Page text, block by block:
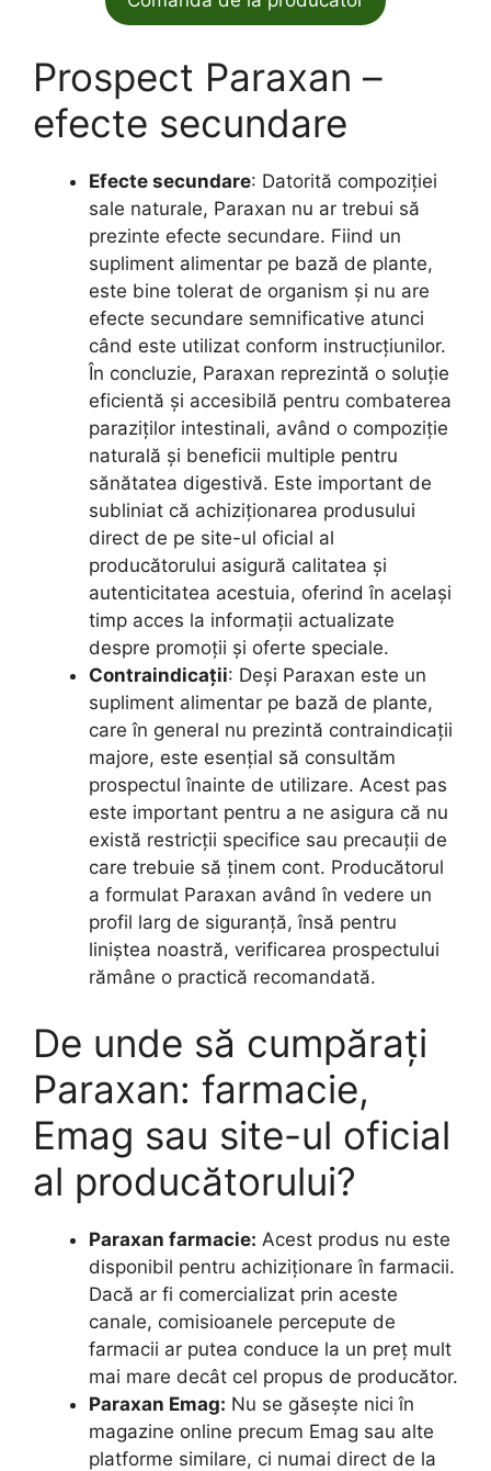
Prospect Paraxan –
efecte secundare
Efecte secundare: Datorită compoziției
sale naturale, Paraxan nu ar trebui să
prezinte efecte secundare. Fiind un
supliment alimentar pe bază de plante,
este bine tolerat de organism și nu are
efecte secundare semnificative atunci
când este utilizat conform instrucțiunilor.
În concluzie, Paraxan reprezintă o soluție
eficientă și accesibilă pentru combaterea
paraziților intestinali, având o compoziție
naturală și beneficii multiple pentru
sănătatea digestivă. Este important de
subliniat că achiziționarea produsului
direct de pe site-ul oficial al
producătorului asigură calitatea și
autenticitatea acestuia, oferind în același
timp acces la informații actualizate
despre promoții și oferte speciale.
Contraindicații: Deși Paraxan este un
supliment alimentar pe bază de plante,
care în general nu prezintă contraindicații
majore, este esențial să consultăm
prospectul înainte de utilizare. Acest pas
este important pentru a ne asigura că nu
există restricții specifice sau precauții de
care trebuie să ținem cont. Producătorul
a formulat Paraxan având în vedere un
profil larg de siguranță, însă pentru
liniștea noastră, verificarea prospectului
rămâne o practică recomandată.
De unde să cumpărați
Paraxan: farmacie,
Emag sau site-ul oficial
al producătorului?
Paraxan farmacie: Acest produs nu este
disponibil pentru achiziționare în farmacii.
Dacă ar fi comercializat prin aceste
canale, comisioanele percepute de
farmacii ar putea conduce la un preț mult
mai mare decât cel propus de producător.
Paraxan Emag: Nu se găsește nici în
magazine online precum Emag sau alte
platforme similare, ci numai direct de la